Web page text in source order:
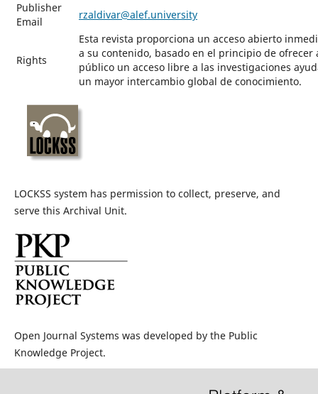
Publisher
Email
rzaldivar@alef.university
Rights
Esta revista proporciona un acceso abierto
a su contenido, basado en el principio de ofrecer
público un acceso libre a las investigaciones
un mayor intercambio global de conocimiento.
LOCKSS system has permission to collect, preserve, and
serve this Archival Unit.
Open Journal Systems was developed by the Public
Knowledge Project.